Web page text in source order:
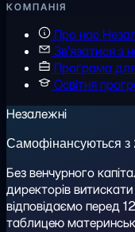
КОМПАНІЯ
Про нас
Зв'язатися з
Програма для
Освітня
Незалежні
Самофінансуються
Без венчурного
директорів
відповідаємо перед
таблицею